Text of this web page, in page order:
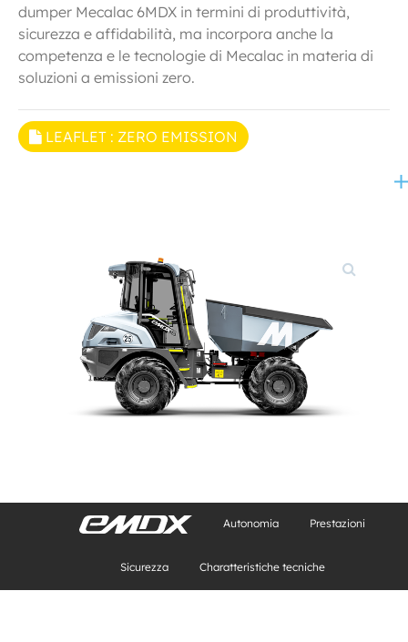
dumper Mecalac 6MDX in termini di produttività,
sicurezza e affidabilità, ma incorpora anche la
competenza e le tecnologie di Mecalac in materia di
soluzioni a emissioni zero.
LEAFLET : ZERO EMISSION
Autonomia Prestazioni
Sicurezza Charatteristiche tecniche